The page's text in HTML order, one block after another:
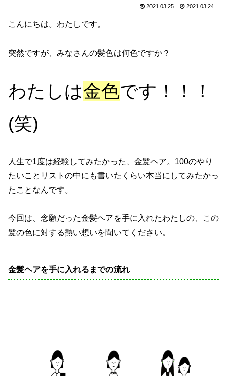
2021.03.25 2021.03.24
こんにちは。わたしです。
突然ですが、みなさんの髪色は何色ですか？
わたしは金色です！！！
(笑)
人生で1度は経験してみたかった、金髪ヘア。100のやり
たいことリストの中にも書いたくらい本当にしてみたかっ
たことなんです。
今回は、念願だった金髪ヘアを手に入れたわたしの、この
髪の色に対する熱い想いを聞いてください。
金髪ヘアを手に入れるまでの流れ